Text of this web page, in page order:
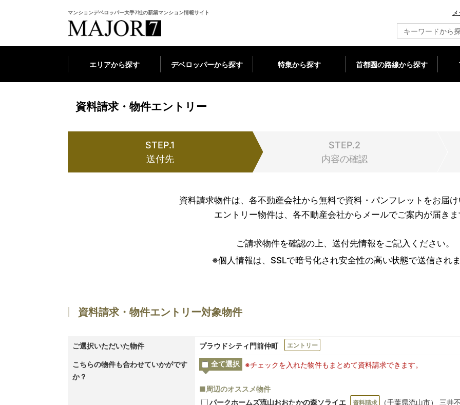
マンションデベロッパー大手7社の新築マンション情報サイト
エリアから探す デベロッパーから探す 特集から探す 首都圏の路線から探す
資料請求・物件エントリー
STEP.1
送付先
STEP.2
内容の確認
資料請求物件は、各不動産会社から無料で資料・パンフレットをお届
エントリー物件は、各不動産会社からメールでご案内が届き
ご請求物件を確認の上、送付先情報をご記入ください。
※個人情報は、SSLで暗号化され安全性の高い状態で送信され
資料請求・物件エントリー対象物件
ご選択いただいた物件 プラウドシティ門前仲町 エントリー
こちらの物件も合わせていかがです
か？
全て選択 ※チェックを入れた物件もまとめて資料請求できます。
■周辺のオススメ物件
パークホームズ流山おおたかの森ソライエ
資料請求
（千葉県流山市） 三井